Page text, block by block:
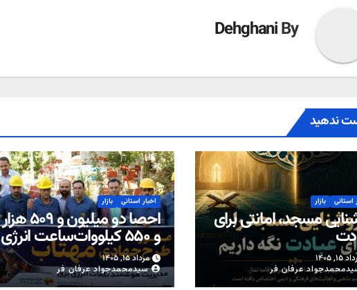
By
Dehghani
ندهید
استانی بازار
مسجد، امانتی برای
۱۵, ۱۴۰۵
عرفان فر
اخبار استانی بازار
احصا دو میلیون و ۵۰۹ هزار
و ۵۵۰ کیلووات‌ساعت انرژی
از محل تعویض کنتورهای
معیوب در یزد
مرداد ۱۵, ۱۴۰۵
سیدمحمدجواد عرفان فر